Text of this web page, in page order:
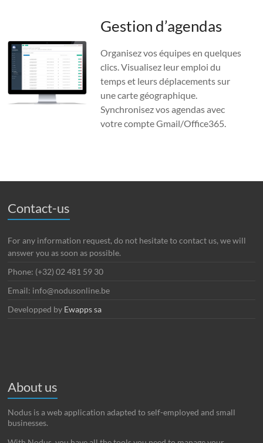
Gestion d’agendas
Organisez vos équipes en quelques
clics. Visualisez leur emploi du
temps et leurs déplacements sur
une carte géographique.
Synchronisez vos agendas avec
votre compte Gmail/Office365.
Contact-us
For any information request, do not hesitate to contact us, we will
answer you as soon as possible.
Phone: (+32) 02 481 59 30
Email: info@nodusonline.be
Developped by Ewapps sa
About us
Nodus is a web application adapted to self-employed and small
businesses.